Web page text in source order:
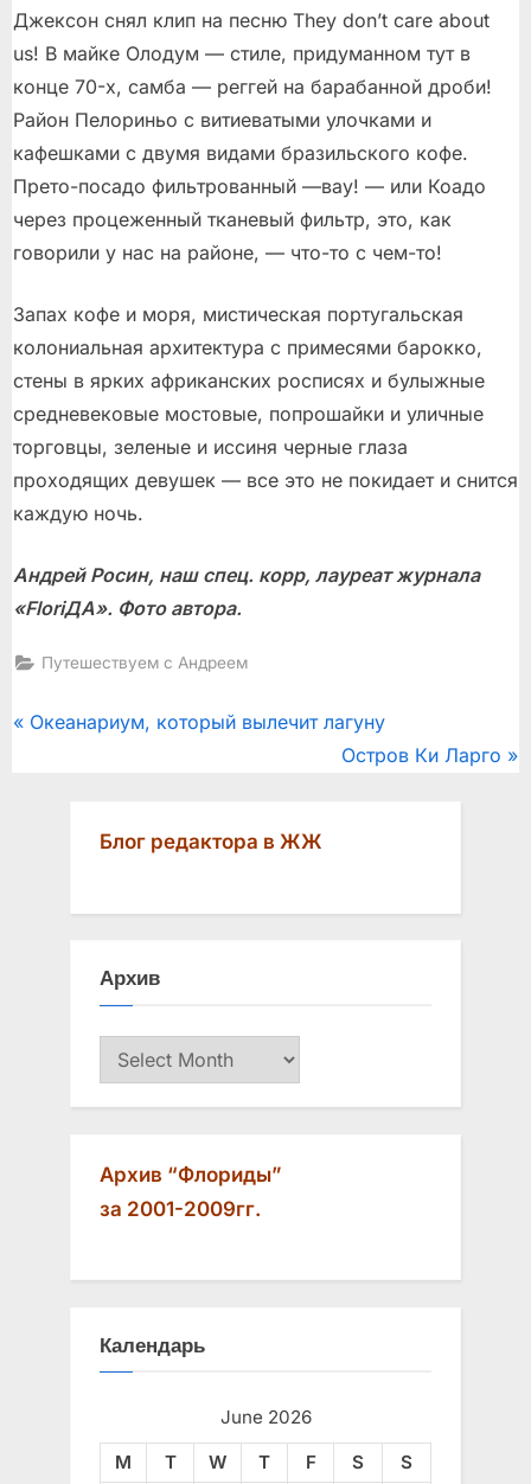
Джексон снял клип на песню They don’t care about
us! В майке Олодум — стиле, придуманном тут в
конце 70-х, самба — реггей на барабанной дроби!
Район Пелориньо с витиеватыми улочками и
кафешками с двумя видами бразильского кофе.
Прето-посадо фильтрованный —вау! — или Коадо
через процеженный тканевый фильтр, это, как
говорили у нас на районе, — что-то с чем-то!
Запах кофе и моря, мистическая португальская
колониальная архитектура с примесями барокко,
стены в ярких африканских росписях и булыжные
средневековые мостовые, попрошайки и уличные
торговцы, зеленые и иссиня черные глаза
проходящих девушек — все это не покидает и снится
каждую ночь.
Андрей Росин, наш спец. корр, лауреат журнала
«FloriДА». Фото автора.
Путешествуем с Андреем
Post
P
Океанариум, который вылечит лагуну
N
o
Остров Ки Ларго
Блог редактора в ЖЖ
Архив
Архив
Архив “Флориды”
за 2001-2009гг.
Календарь
June 2026
M
T W T F S S